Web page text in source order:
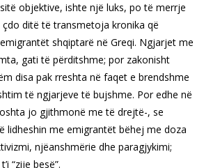
objektive, ishte një luks, po të merrje
çdo ditë të transmetoja kronika që
shqiptarë në Greqi. Ngjarjet me
gati të përditshme; por zakonisht
disa pak rreshta në faqet e brendshme
të ngjarjeve të bujshme. Por edhe në
jo gjithmonë me të drejtë-, se
lidheshin me emigrantët bëhej me doza
njëanshmërie dhe paragjykimi;
“zije besë”.